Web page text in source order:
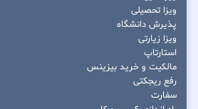
ویزا تحصیلی
پذیرش دانشگاه
ویزا زیارتی
استارتاپ
مالکیت و خرید بیزینس
رفع ریجکتی
سفارت